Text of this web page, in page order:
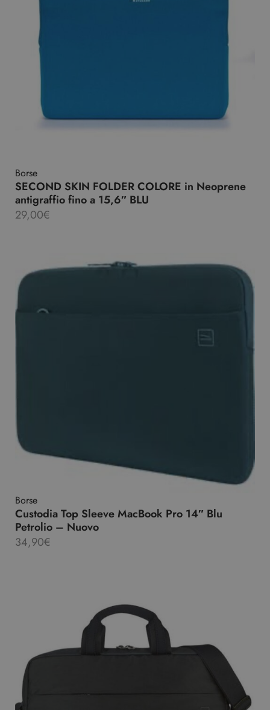
Borse
SECOND SKIN FOLDER COLORE in Neoprene
antigraffio fino a 15,6″ BLU
29,00€
Borse
Custodia Top Sleeve MacBook Pro 14″ Blu
Petrolio – Nuovo
34,90€